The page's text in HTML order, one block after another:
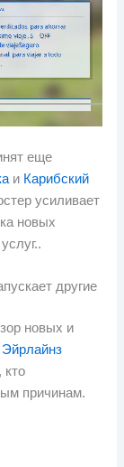
еще
и Карибский
усиливает
новых
другие
новых и
кто
причинам.